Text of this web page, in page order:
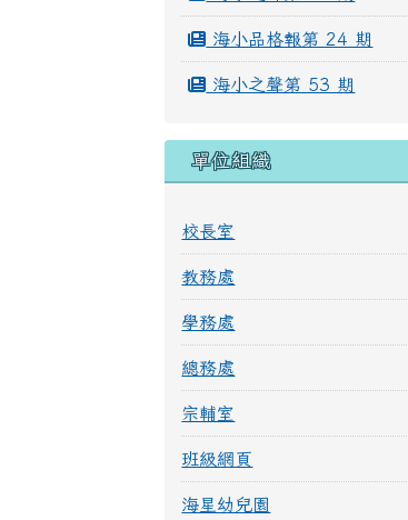
海小品格報第 24 期
海小之聲第 53 期
單位組織
校長室
教務處
學務處
總務處
宗輔室
班級網頁
海星幼兒園